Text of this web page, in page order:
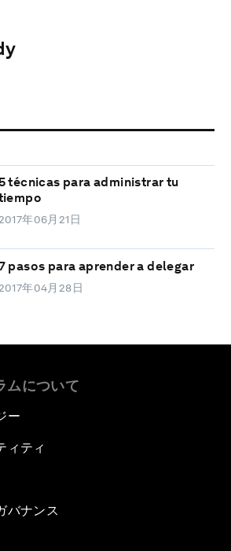
técnicas para administrar tu
年06月21日
pasos para aprender a delegar
2017年04月28日
ムについて
ー
ィティ
バナンス